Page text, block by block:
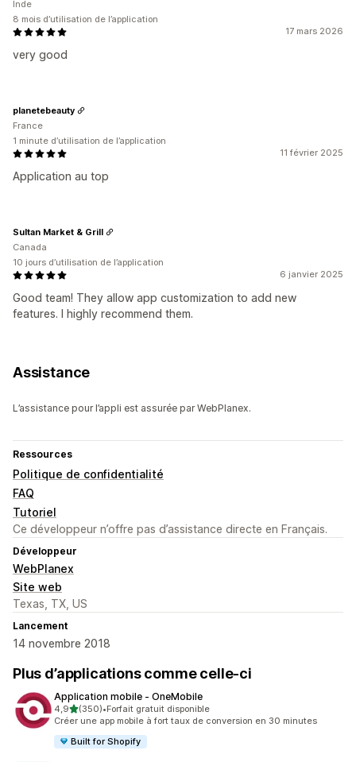
17 mars 2026
very good
Inde
8 mois d’utilisation de l’application
11 février 2025
Application au top
planetebeauty
France
1 minute d’utilisation de l’application
6 janvier 2025
Good team! They allow app customization to add new
features. I highly recommend them.
Sultan Market & Grill
Canada
10 jours d’utilisation de l’application
Assistance
L’assistance pour l’appli est assurée par WebPlanex.
Ressources
Politique de confidentialité
FAQ
Tutoriel
Ce développeur n’offre pas d’assistance directe en Français.
Développeur
WebPlanex
Site web
Texas, TX, US
Lancement
14 novembre 2018
Plus d’applications comme celle-ci
Application mobile ‑ OneMobile
4,9étoile(s) sur 5
(350)
350 avis au total
•Forfait gratuit disponible
Créer une app mobile à fort taux de conversion en 30 minutes
Built for Shopify